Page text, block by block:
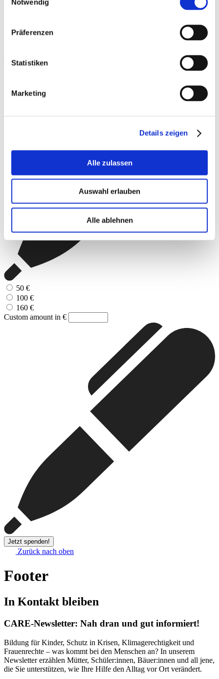
Notwendig
Präferenzen
Statistiken
Marketing
Details zeigen
Alle zulassen
Auswahl erlauben
Alle ablehnen
50€
Custom amount in €
50 €
100 €
160 €
Custom amount in €
Jetzt spenden!
Zurück nach oben
Footer
In Kontakt bleiben
CARE-Newsletter: Nah dran und gut informiert!
Bildung für Kinder, Schutz in Krisen, Klimagerechtigkeit und
Frauenrechte – was kommt bei den Menschen an? In unserem
Newsletter erzählen Mütter, Schüler:innen, Bäuer:innen und all jene,
die Sie unterstützen, wie Ihre Hilfe den Alltag vor Ort verändert.